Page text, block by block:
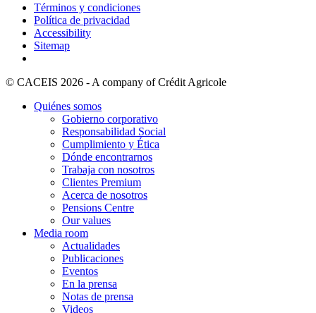
Términos y condiciones
Política de privacidad
Accessibility
Sitemap
© CACEIS 2026 - A company of Crédit Agricole
Quiénes somos
Gobierno corporativo
Responsabilidad Social
Cumplimiento y Ética
Dónde encontrarnos
Trabaja con nosotros
Clientes Premium
Acerca de nosotros
Pensions Centre
Our values
Media room
Actualidades
Publicaciones
Eventos
En la prensa
Notas de prensa
Videos